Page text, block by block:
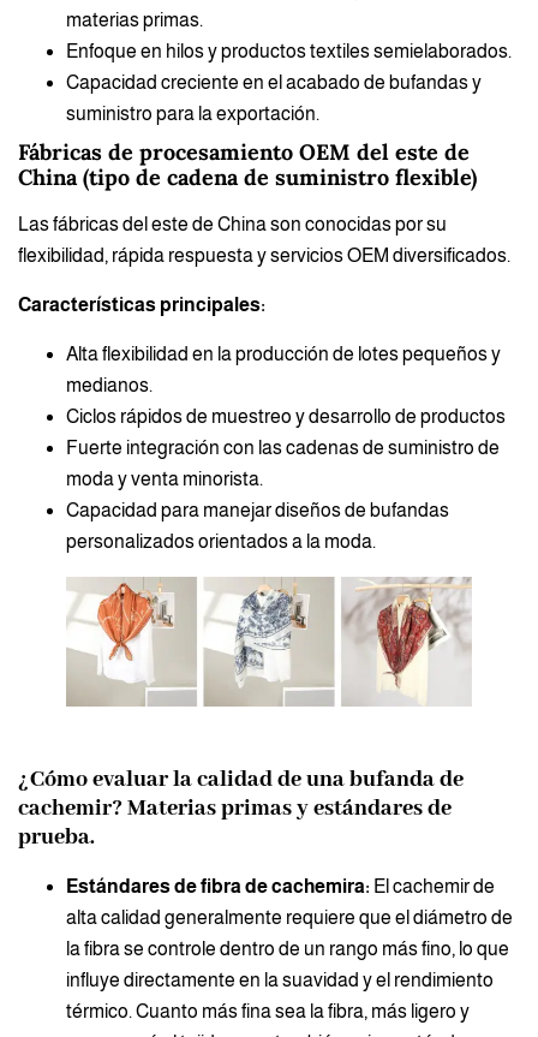
materias primas.
Enfoque en hilos y productos textiles semielaborados.
Capacidad creciente en el acabado de bufandas y
suministro para la exportación.
Fábricas de procesamiento OEM del este de
China (tipo de cadena de suministro flexible)
Las fábricas del este de China son conocidas por su
flexibilidad, rápida respuesta y servicios OEM diversificados.
Características principales:
Alta flexibilidad en la producción de lotes pequeños y
medianos.
Ciclos rápidos de muestreo y desarrollo de productos
Fuerte integración con las cadenas de suministro de
moda y venta minorista.
Capacidad para manejar diseños de bufandas
personalizados orientados a la moda.
¿Cómo evaluar la calidad de una bufanda de
cachemir? Materias primas y estándares de
prueba.
Estándares de fibra de cachemira: El cachemir de
alta calidad generalmente requiere que el diámetro de
la fibra se controle dentro de un rango más fino, lo que
influye directamente en la suavidad y el rendimiento
térmico. Cuanto más fina sea la fibra, más ligero y